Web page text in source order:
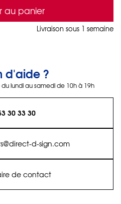
au panier
Livraison sous 1 semaine
d'aide ?
lundi au samedi de 10h à 19h
30 33 30
d-sign.com
de contact